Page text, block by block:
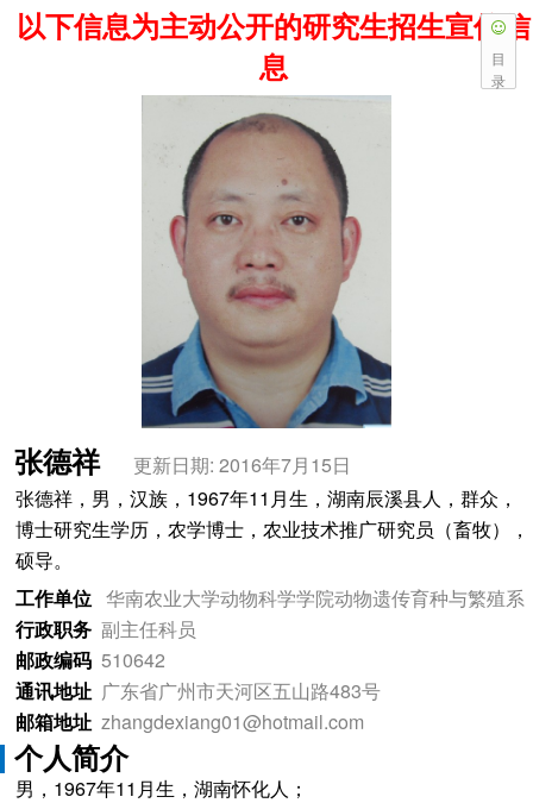
以下信息为主动公开的研究生招生宣传信
息
目
录
张德祥
更新日期: 2016年7月15日
张德祥，男，汉族，1967年11月生，湖南辰溪县人，群众，
博士研究生学历，农学博士，农业技术推广研究员（畜牧），
硕导。
工作单位 华南农业大学动物科学学院动物遗传育种与繁殖系
行政职务 副主任科员
邮政编码 510642
通讯地址 广东省广州市天河区五山路483号
邮箱地址 zhangdexiang01@hotmail.com
个人简介
男，1967年11月生，湖南怀化人；